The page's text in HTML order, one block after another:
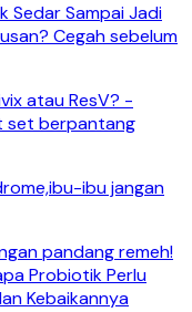
Sedar Sampai Jadi
Cegah sebelum
atau ResV? -
set berpantang
ibu jangan
pandang remeh!
Probiotik Perlu
Kebaikannya